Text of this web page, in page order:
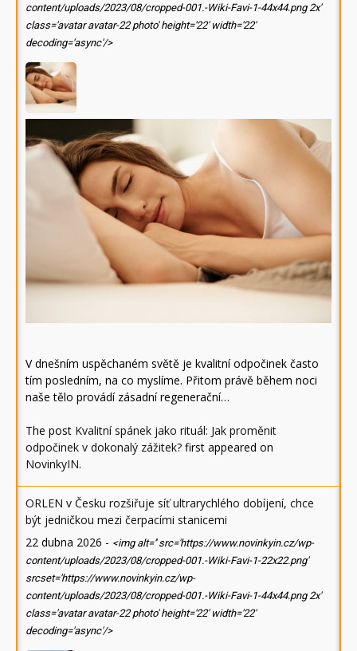
content/uploads/2023/08/cropped-001.-Wiki-Favi-1-44x44.png 2x'
class='avatar avatar-22 photo' height='22' width='22'
decoding='async'/>
V dnešním uspěchaném světě je kvalitní odpočinek často
tím posledním, na co myslíme. Přitom právě během noci
naše tělo provádí zásadní regenerační…
The post Kvalitní spánek jako rituál: Jak proměnit
odpočinek v dokonalý zážitek? first appeared on
NovinkyIN.
ORLEN v Česku rozšiřuje síť ultrarychlého dobíjení, chce
být jedničkou mezi čerpacími stanicemi
22 dubna 2026 - <img alt='' src='https://www.novinkyin.cz/wp-
content/uploads/2023/08/cropped-001.-Wiki-Favi-1-22x22.png'
srcset='https://www.novinkyin.cz/wp-
content/uploads/2023/08/cropped-001.-Wiki-Favi-1-44x44.png 2x'
class='avatar avatar-22 photo' height='22' width='22'
decoding='async'/>